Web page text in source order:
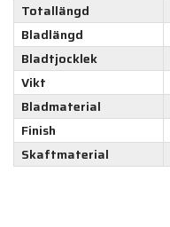
Totallängd
Bladlängd
Bladtjocklek
Vikt
Bladmaterial
Finish
Skaftmaterial